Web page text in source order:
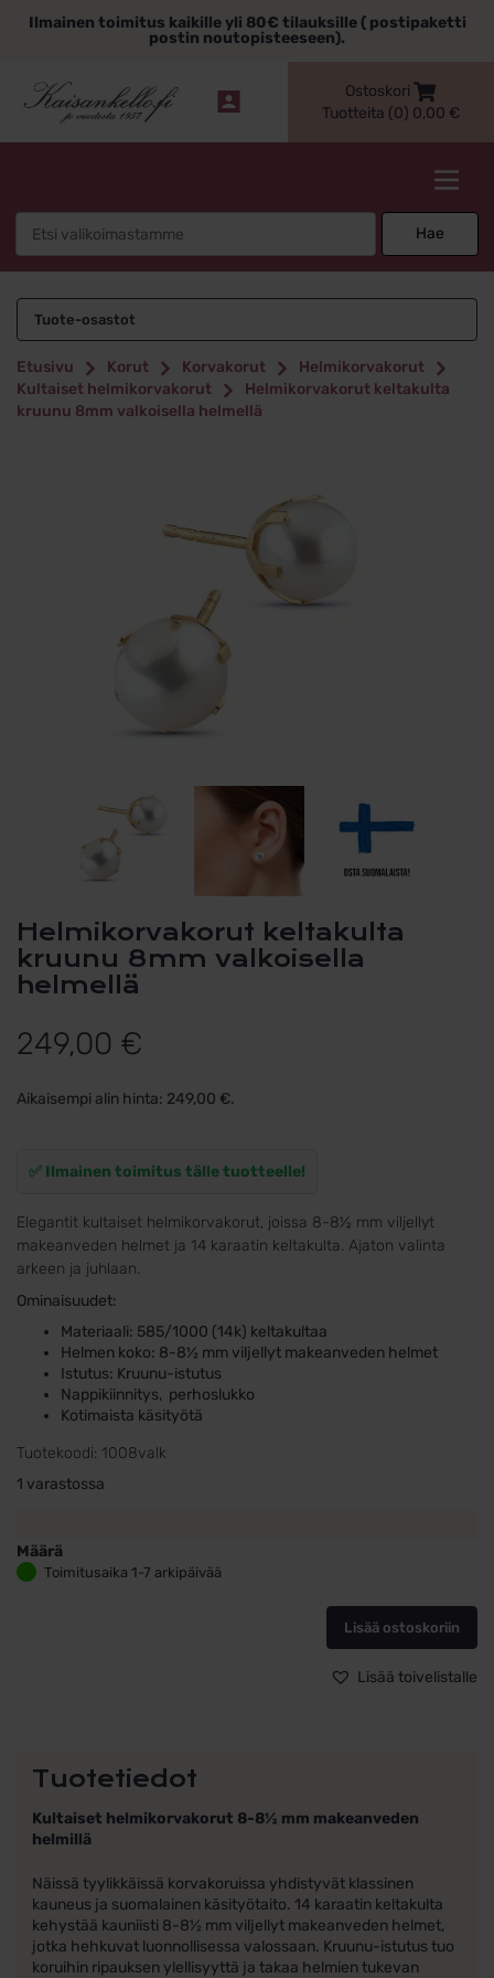
sisältöönIlmainen toimitus kaikille yli 80€ tilauksille ( postipaketti
postin noutopisteeseen).
Ostoskori
Tuotteita (0) 0,00 €
Hae
Tuote-osastot
Etusivu Korut Korvakorut
Helmikorvakorut
Kultaiset helmikorvakorut
Helmikorvakorut keltakulta
kruunu 8mm valkoisella helmellä
Helmikorvakorut keltakulta
kruunu 8mm valkoisella
helmellä
249,00 €
Aikaisempi alin hinta: 249,00 €.
✅ Ilmainen toimitus tälle tuotteelle!
Elegantit kultaiset helmikorvakorut, joissa 8-8½ mm viljellyt
makeanveden helmet ja 14 karaatin keltakulta. Ajaton valinta
arkeen ja juhlaan.
Ominaisuudet:
Materiaali: 585/1000 (14k) keltakultaa
Helmen koko: 8-8½ mm viljellyt makeanveden helmet
Istutus: Kruunu-istutus
Nappikiinnitys, perhoslukko
Kotimaista käsityötä
Tuotekoodi: 1008valk
1 varastossa
Määrä
Helmikorvakorut
Toimitusaika 1-7 arkipäivää
Lisää ostoskoriin
Lisää toivelistalle
Tuotetiedot
Kultaiset helmikorvakorut 8-8½ mm makeanveden
helmillä
Näissä tyylikkäissä korvakoruissa yhdistyvät klassinen
kauneus ja suomalainen käsityötaito. 14 karaatin keltakulta
kehystää kauniisti 8-8½ mm viljellyt makeanveden helmet,
jotka hehkuvat luonnollisessa valossaan. Kruunu-istutus tuo
koruihin ripauksen ylellisyyttä ja takaa helmien tukevan